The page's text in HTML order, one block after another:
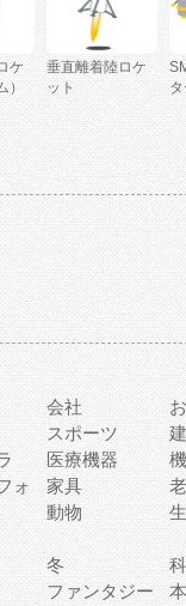
ケ
）
垂直離着陸ロケ
ット
会社
スポーツ
医療機器
ォ
家具
動物
冬
ファンタジー 本